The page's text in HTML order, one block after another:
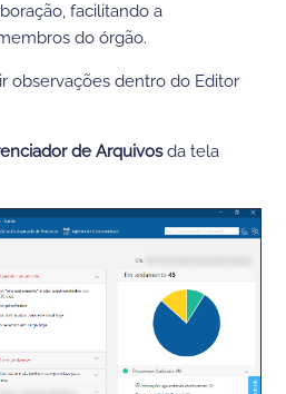
facilitando a
do órgão.
observações dentro do Editor
de Arquivosda tela